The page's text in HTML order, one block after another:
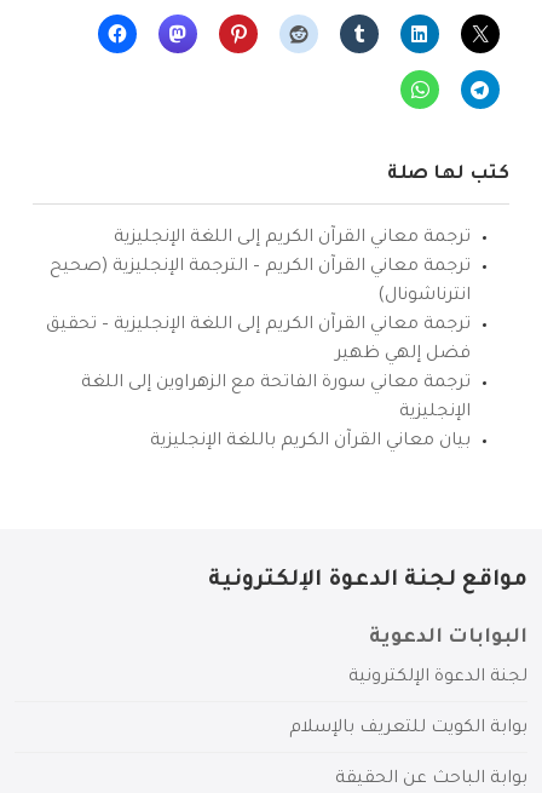
كتب لها صلة
ترجمة معاني القرآن الكريم إلى اللغة الإنجليزية
ترجمة معاني القرآن الكريم – الترجمة الإنجليزية (صحيح
انترناشونال)
ترجمة معاني القرآن الكريم إلى اللغة الإنجليزية – تحقيق
فضل إلهي ظهير
ترجمة معاني سورة الفاتحة مع الزهراوين إلى اللغة
الإنجليزية
بيان معاني القرآن الكريم باللغة الإنجليزية
مواقع لجنة الدعوة الإلكترونية
البوابات الدعوية
لجنة الدعوة الإلكترونية
بوابة الكويت للتعريف بالإسلام
بوابة الباحث عن الحقيقة